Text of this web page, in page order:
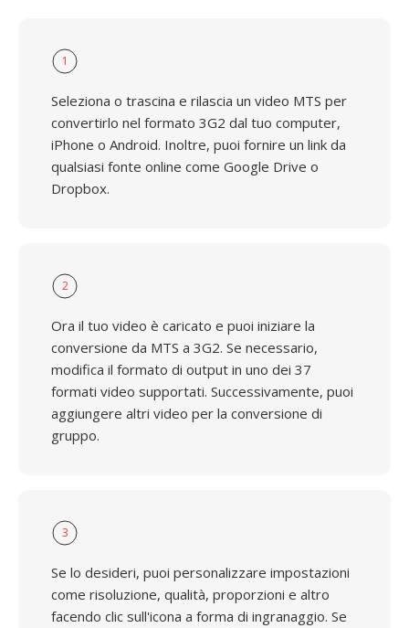
1
Seleziona o trascina e rilascia un video MTS per
convertirlo nel formato 3G2 dal tuo computer,
iPhone o Android. Inoltre, puoi fornire un link da
qualsiasi fonte online come Google Drive o
Dropbox.
2
Ora il tuo video è caricato e puoi iniziare la
conversione da MTS a 3G2. Se necessario,
modifica il formato di output in uno dei 37
formati video supportati. Successivamente, puoi
aggiungere altri video per la conversione di
gruppo.
3
Se lo desideri, puoi personalizzare impostazioni
come risoluzione, qualità, proporzioni e altro
facendo clic sull'icona a forma di ingranaggio. Se